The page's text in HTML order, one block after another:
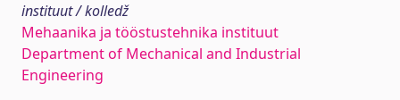
instituut / kolledž
Mehaanika ja tööstustehnika instituut
Department of Mechanical and Industrial
Engineering